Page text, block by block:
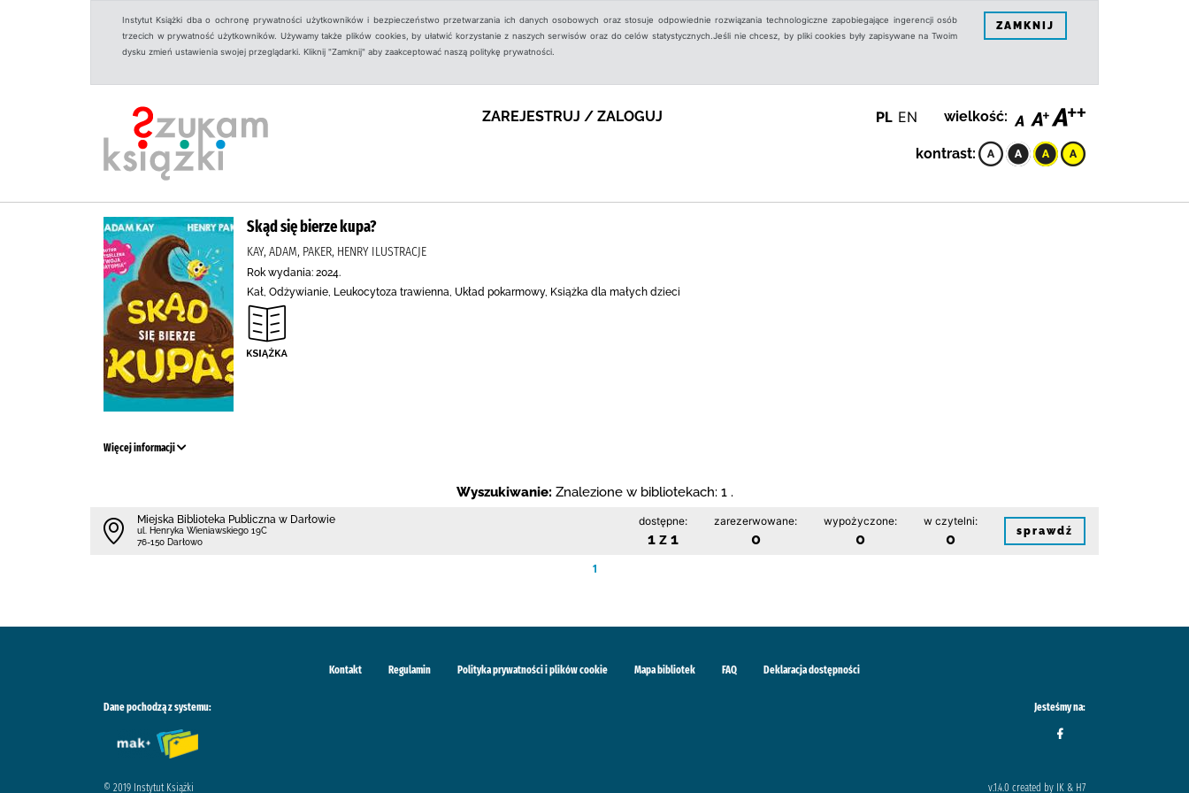
Instytut Książki dba o ochronę prywatności użytkowników i bezpieczeństwo przetwarzania ich danych osobowych oraz stosuje odpowiednie rozwiązania technologiczne zapobiegające ingerencji osób
trzecich w prywatność użytkowników. Używamy także plików cookies, by ułatwić korzystanie z naszych serwisów oraz do celów statystycznych.Jeśli nie chcesz, by pliki cookies były zapisywane na Twoim
dysku zmień ustawienia swojej przeglądarki. Kliknij "Zamknij" aby zaakceptować naszą politykę prywatności.
ZAMKNIJ
ZAREJESTRUJ / ZALOGUJ PL EN wielkość:
kontrast:
Skąd się bierze kupa?
KAY, ADAM, PAKER, HENRY ILUSTRACJE
Rok wydania: 2024.
Kał, Odżywianie, Leukocytoza trawienna, Układ pokarmowy, Książka dla małych dzieci
Więcej informacji
Wyszukiwanie: Znalezione w bibliotekach: 1 .
Miejska Biblioteka Publiczna w Darłowie
ul. Henryka Wieniawskiego 19C
76-150 Darłowo
dostępne:
1 z 1
zarezerwowane:
0
wypożyczone:
0
w czytelni:
0 sprawdź
1
Kontakt Regulamin Polityka prywatności i plików cookie Mapa bibliotek FAQ Deklaracja dostępności
Dane pochodzą z systemu: Jesteśmy na:
© 2019 Instytut Książki v.1.4.0 created by IK & H7